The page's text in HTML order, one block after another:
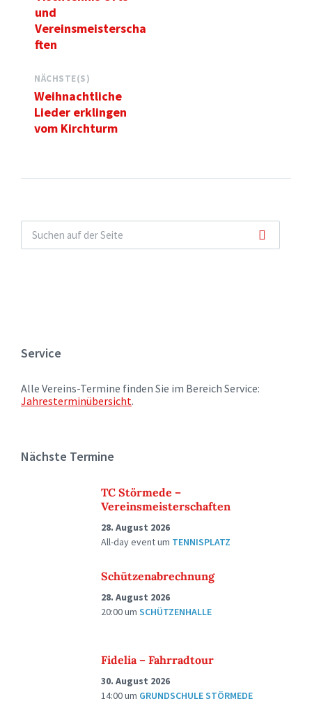
und
Vereinsmeisterscha
ften
NÄCHSTE(S)
Weihnachtliche
Lieder erklingen
vom Kirchturm
Service
Alle Vereins-Termine finden Sie im Bereich Service:
Jahresterminübersicht.
Nächste Termine
TC Störmede –
Vereinsmeisterschaften
28. August 2026
All-day eventum TENNISPLATZ
Schützenabrechnung
28. August 2026
20:00um SCHÜTZENHALLE
Fidelia – Fahrradtour
30. August 2026
14:00um GRUNDSCHULE STÖRMEDE